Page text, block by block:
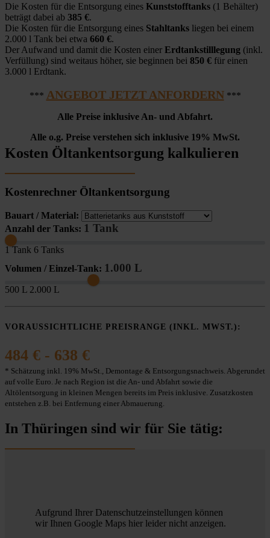
Die Kosten für die Entsorgung eines Kunststofftanks (1 Behälter)
beträgt dabei ab 385 €.
Die Kosten für die Entsorgung eines Stahltanks liegen bei einem
2.000 l Tank bei etwa 660 €.
Der Aufwand und damit die Kosten einer Erdtankstilllegung (inkl.
Verfüllung) sind weitaus höher, sie beginnen bei 850 € für einen
3.000 l Erdtank.
*** ANGEBOT JETZT ANFORDERN ***
Alle Preise inklusive An- und Abfahrt.
Alle o.g. Preise verstehen sich inklusive 19% MwSt.
Kosten Öltankentsorgung kalkulieren
Kostenrechner Öltankentsorgung
Bauart / Material:
Anzahl der Tanks: 1 Tank
1 Tank 6 Tanks
Volumen / Einzel-Tank: 1.000 L
500 L 2.000 L
VORAUSSICHTLICHE PREISRANGE (INKL. MWST.):
484 € - 638 €
* Schätzung inkl. 19% MwSt., Demontage & Entsorgungsnachweis. Abgerundet
auf volle Euro. Je nach Region ist die An- und Abfahrt sowie die
Altölentsorgung in kleinen Mengen bereits im Preis inklusive. Zusatzkosten
entstehen z.B. bei Entfernung einer Abmauerung.
In Thüringen sind wir für Sie tätig:
Aufgrund Ihrer Datenschutzeinstellungen können
wir Ihnen Google Maps hier leider nicht anzeigen.